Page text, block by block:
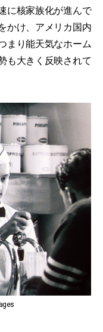
に核家族化が進んで
かけ、アメリカ国内
まり能天気なホーム
も大きく反映されて